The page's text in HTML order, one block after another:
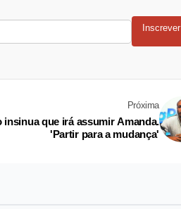
Inscrever
Próxima
insinua que irá assumir Amanda.
'Partir para a mudança'